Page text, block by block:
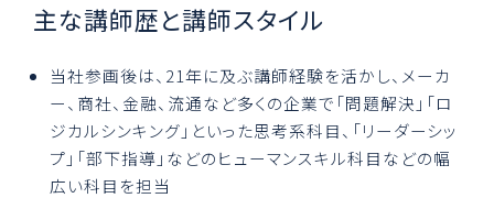
主な講師歴と講師スタイル
当社参画後は、21年に及ぶ講師経験を活かし、メーカ
ー、商社、金融、流通など多くの企業で「問題解決」「ロ
ジカルシンキング」といった思考系科目、「リーダーシッ
プ」「部下指導」などのヒューマンスキル科目などの幅
広い科目を担当